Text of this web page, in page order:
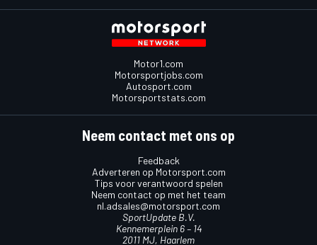
Motor1.com
Motorsportjobs.com
Autosport.com
Motorsportstats.com
Neem contact met ons op
Feedback
Adverteren op Motorsport.com
Tips voor verantwoord spelen
Neem contact op met het team
nl.adsales@motorsport.com
SportUpdate B.V.
Kennemerplein 6 – 14
2011 MJ, Haarlem